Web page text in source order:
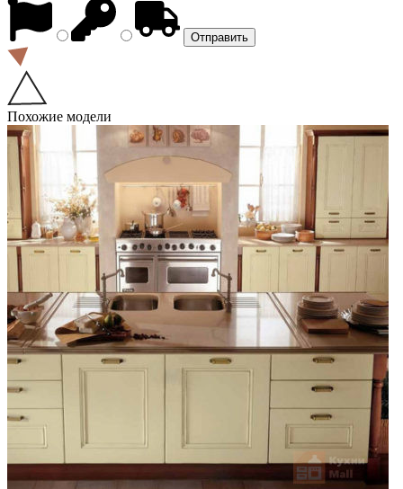
Похожие модели